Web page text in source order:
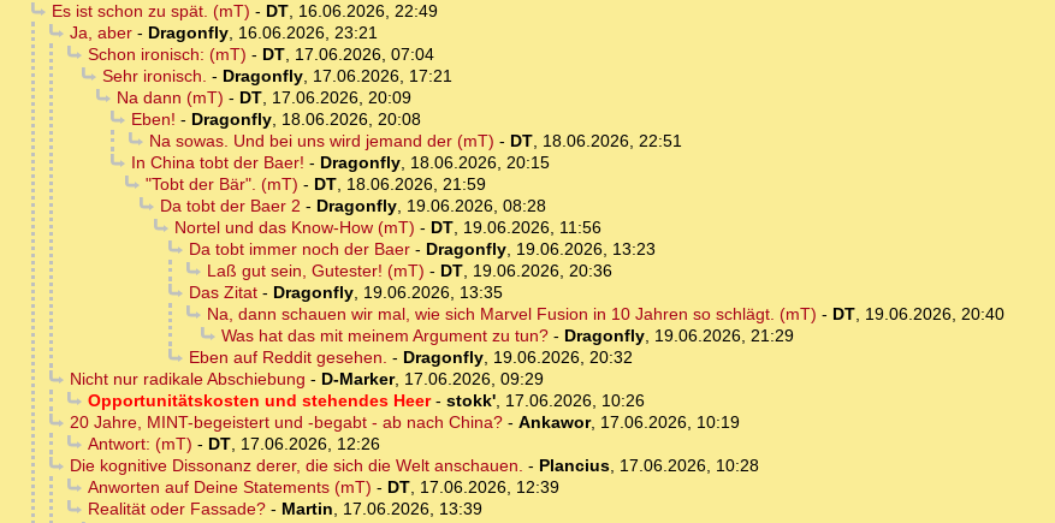
Es ist schon zu spät. (mT) - DT, 16.06.2026, 22:49
Ja, aber- Dragonfly, 16.06.2026, 23:21
Schon ironisch: (mT) - DT, 17.06.2026, 07:04
Sehr ironisch. - Dragonfly, 17.06.2026, 17:21
Na dann (mT) - DT, 17.06.2026, 20:09
Eben! - Dragonfly, 18.06.2026, 20:08
Na sowas. Und bei uns wird jemand der (mT) - DT, 18.06.2026, 22:51
In China tobt der Baer! - Dragonfly, 18.06.2026, 20:15
"Tobt der Bär". (mT) - DT, 18.06.2026, 21:59
Da tobt der Baer 2 - Dragonfly, 19.06.2026, 08:28
Nortel und das Know-How (mT) - DT, 19.06.2026, 11:56
Da tobt immer noch der Baer- Dragonfly, 19.06.2026, 13:23
Laß gut sein, Gutester! (mT) - DT, 19.06.2026, 20:36
Das Zitat- Dragonfly, 19.06.2026, 13:35
Na, dann schauen wir mal, wie sich Marvel Fusion in 10 Jahren so schlägt. (mT) - DT, 19.06.2026, 20:40
Was hat das mit meinem Argument zu tun?- Dragonfly, 19.06.2026, 21:29
Eben auf Reddit gesehen. - Dragonfly, 19.06.2026, 20:32
Nicht nur radikale Abschiebung - D-Marker, 17.06.2026, 09:29
Opportunitätskosten und stehendes Heer- stokk', 17.06.2026, 10:26
20 Jahre, MINT-begeistert und -begabt - ab nach China?- Ankawor, 17.06.2026, 10:19
Antwort: (mT) - DT, 17.06.2026, 12:26
Die kognitive Dissonanz derer, die sich die Welt anschauen. - Plancius, 17.06.2026, 10:28
Anworten auf Deine Statements (mT) - DT, 17.06.2026, 12:39
Realität oder Fassade?- Martin, 17.06.2026, 13:39